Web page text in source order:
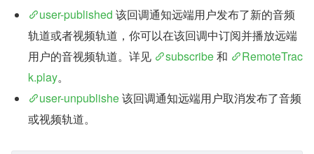
user-published 该回调通知远端用户发布了新的音频
轨道或者视频轨道，你可以在该回调中订阅并播放远端
用户的音视频轨道。详见
subscribe 和
RemoteTrac
k.play。
user-unpublishe 该回调通知远端用户取消发布了音频
或视频轨道。